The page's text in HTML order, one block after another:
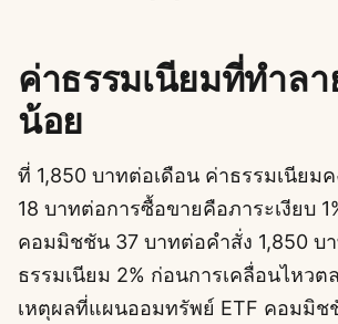
ค่าธรรมเนียมที่ทำล
น้อย
ที่ 1,850 บาทต่อเดือน ค่าธรรมเนียม
18 บาทต่อการซื้อขายคือภาระเงียบ
คอมมิชชัน 37 บาทต่อคำสั่ง 1,850 บ
ธรรมเนียม 2% ก่อนการเคลื่อนไหว
เหตุผลที่แผนออมทรัพย์ ETF คอมมิช